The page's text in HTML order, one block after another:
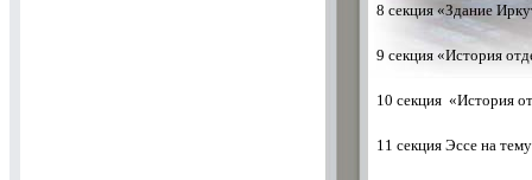
8 секция «Здание
9 секция «История
10 секция «История
11 секция Эссе на